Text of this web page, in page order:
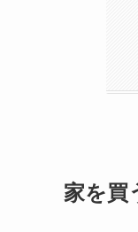
家を買